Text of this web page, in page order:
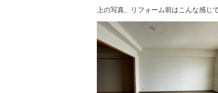
上の写真、リフォーム前はこんな感じ